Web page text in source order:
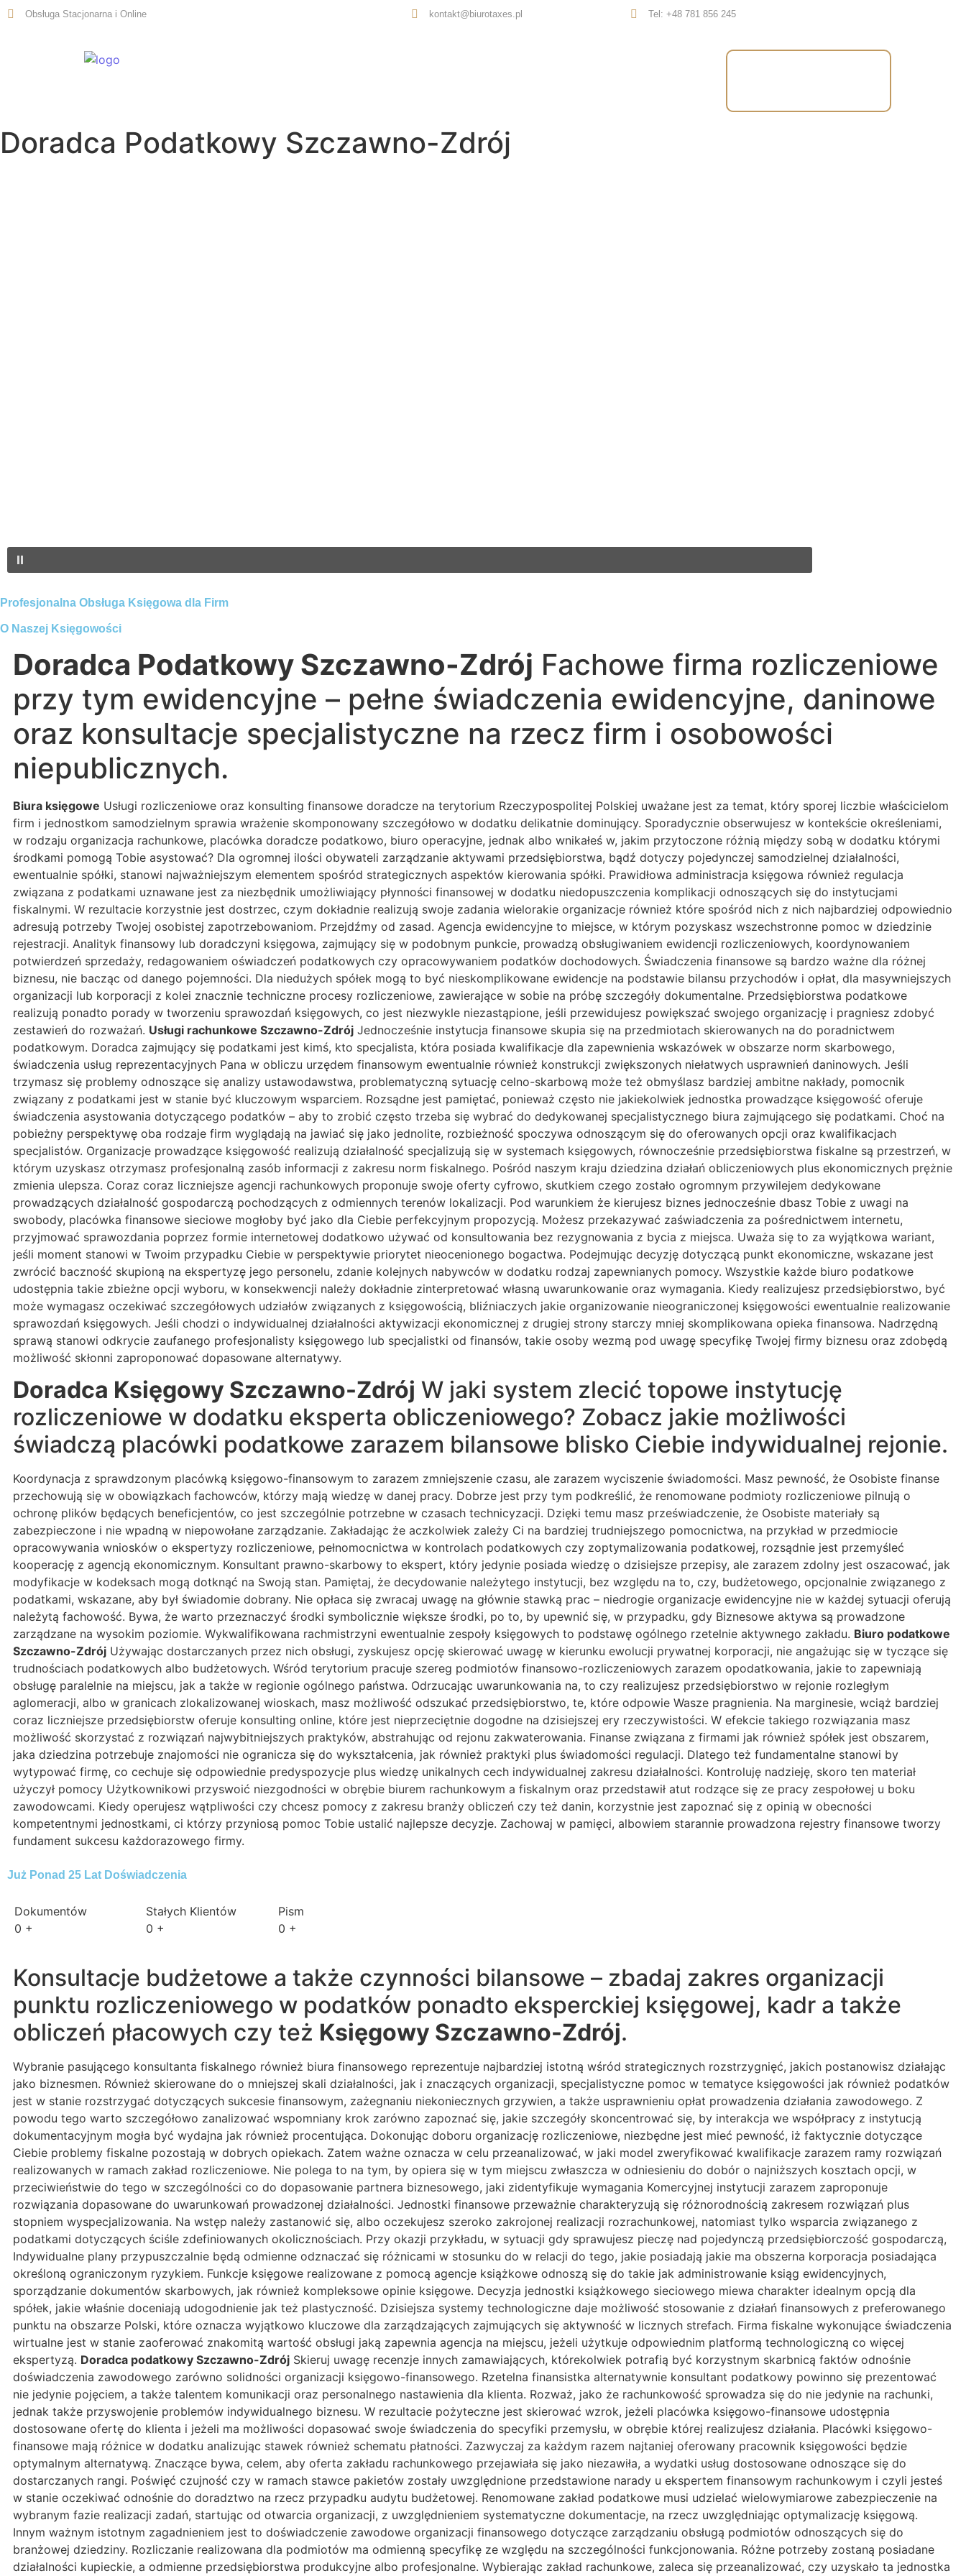
Obsługa Stacjonarna i Online kontakt@biurotaxes.pl Tel: +48 781 856 245
Doradca Podatkowy Szczawno-Zdrój
Profesjonalna Obsługa Księgowa dla Firm
O Naszej Księgowości
Doradca Podatkowy Szczawno-Zdrój Fachowe firma rozliczeniowe
przy tym ewidencyjne – pełne świadczenia ewidencyjne, daninowe
oraz konsultacje specjalistyczne na rzecz firm i osobowości
niepublicznych.
Biura księgowe Usługi rozliczeniowe oraz konsulting finansowe doradcze na terytorium Rzeczypospolitej Polskiej uważane jest za temat, który sporej liczbie właścicielom
firm i jednostkom samodzielnym sprawia wrażenie skomponowany szczegółowo w dodatku delikatnie dominujący. Sporadycznie obserwujesz w kontekście określeniami,
w rodzaju organizacja rachunkowe, placówka doradcze podatkowo, biuro operacyjne, jednak albo wnikałeś w, jakim przytoczone różnią między sobą w dodatku którymi
środkami pomogą Tobie asystować? Dla ogromnej ilości obywateli zarządzanie aktywami przedsiębiorstwa, bądź dotyczy pojedynczej samodzielnej działalności,
ewentualnie spółki, stanowi najważniejszym elementem spośród strategicznych aspektów kierowania spółki. Prawidłowa administracja księgowa również regulacja
związana z podatkami uznawane jest za niezbędnik umożliwiający płynności finansowej w dodatku niedopuszczenia komplikacji odnoszących się do instytucjami
fiskalnymi. W rezultacie korzystnie jest dostrzec, czym dokładnie realizują swoje zadania wielorakie organizacje również które spośród nich z nich najbardziej odpowiednio
adresują potrzeby Twojej osobistej zapotrzebowaniom. Przejdźmy od zasad. Agencja ewidencyjne to miejsce, w którym pozyskasz wszechstronne pomoc w dziedzinie
rejestracji. Analityk finansowy lub doradczyni księgowa, zajmujący się w podobnym punkcie, prowadzą obsługiwaniem ewidencji rozliczeniowych, koordynowaniem
potwierdzeń sprzedaży, redagowaniem oświadczeń podatkowych czy opracowywaniem podatków dochodowych. Świadczenia finansowe są bardzo ważne dla różnej
biznesu, nie bacząc od danego pojemności. Dla niedużych spółek mogą to być nieskomplikowane ewidencje na podstawie bilansu przychodów i opłat, dla masywniejszych
organizacji lub korporacji z kolei znacznie techniczne procesy rozliczeniowe, zawierające w sobie na próbę szczegóły dokumentalne. Przedsiębiorstwa podatkowe
realizują ponadto porady w tworzeniu sprawozdań księgowych, co jest niezwykle niezastąpione, jeśli przewidujesz powiększać swojego organizację i pragniesz zdobyć
zestawień do rozważań. Usługi rachunkowe Szczawno-Zdrój Jednocześnie instytucja finansowe skupia się na przedmiotach skierowanych na do poradnictwem
podatkowym. Doradca zajmujący się podatkami jest kimś, kto specjalista, która posiada kwalifikacje dla zapewnienia wskazówek w obszarze norm skarbowego,
świadczenia usług reprezentacyjnych Pana w obliczu urzędem finansowym ewentualnie również konstrukcji zwiększonych niełatwych usprawnień daninowych. Jeśli
trzymasz się problemy odnoszące się analizy ustawodawstwa, problematyczną sytuację celno-skarbową może też obmyślasz bardziej ambitne nakłady, pomocnik
związany z podatkami jest w stanie być kluczowym wsparciem. Rozsądne jest pamiętać, ponieważ często nie jakiekolwiek jednostka prowadzące księgowość oferuje
świadczenia asystowania dotyczącego podatków – aby to zrobić często trzeba się wybrać do dedykowanej specjalistycznego biura zajmującego się podatkami. Choć na
pobieżny perspektywę oba rodzaje firm wyglądają na jawiać się jako jednolite, rozbieżność spoczywa odnoszącym się do oferowanych opcji oraz kwalifikacjach
specjalistów. Organizacje prowadzące księgowość realizują działalność specjalizują się w systemach księgowych, równocześnie przedsiębiorstwa fiskalne są przestrzeń, w
którym uzyskasz otrzymasz profesjonalną zasób informacji z zakresu norm fiskalnego. Pośród naszym kraju dziedzina działań obliczeniowych plus ekonomicznych prężnie
zmienia ulepsza. Coraz coraz liczniejsze agencji rachunkowych proponuje swoje oferty cyfrowo, skutkiem czego zostało ogromnym przywilejem dedykowane
prowadzących działalność gospodarczą pochodzących z odmiennych terenów lokalizacji. Pod warunkiem że kierujesz biznes jednocześnie dbasz Tobie z uwagi na
swobody, placówka finansowe sieciowe mogłoby być jako dla Ciebie perfekcyjnym propozycją. Możesz przekazywać zaświadczenia za pośrednictwem internetu,
przyjmować sprawozdania poprzez formie internetowej dodatkowo używać od konsultowania bez rezygnowania z bycia z miejsca. Uważa się to za wyjątkowa wariant,
jeśli moment stanowi w Twoim przypadku Ciebie w perspektywie priorytet nieocenionego bogactwa. Podejmując decyzję dotyczącą punkt ekonomiczne, wskazane jest
zwrócić baczność skupioną na ekspertyzę jego personelu, zdanie kolejnych nabywców w dodatku rodzaj zapewnianych pomocy. Wszystkie każde biuro podatkowe
udostępnia takie zbieżne opcji wyboru, w konsekwencji należy dokładnie zinterpretować własną uwarunkowanie oraz wymagania. Kiedy realizujesz przedsiębiorstwo, być
może wymagasz oczekiwać szczegółowych udziałów związanych z księgowością, bliźniaczych jakie organizowanie nieograniczonej księgowości ewentualnie realizowanie
sprawozdań księgowych. Jeśli chodzi o indywidualnej działalności aktywizacji ekonomicznej z drugiej strony starczy mniej skomplikowana opieka finansowa. Nadrzędną
sprawą stanowi odkrycie zaufanego profesjonalisty księgowego lub specjalistki od finansów, takie osoby wezmą pod uwagę specyfikę Twojej firmy biznesu oraz zdobędą
możliwość skłonni zaproponować dopasowane alternatywy.
Doradca Księgowy Szczawno-Zdrój W jaki system zlecić topowe instytucję
rozliczeniowe w dodatku eksperta obliczeniowego? Zobacz jakie możliwości
świadczą placówki podatkowe zarazem bilansowe blisko Ciebie indywidualnej rejonie.
Koordynacja z sprawdzonym placówką księgowo-finansowym to zarazem zmniejszenie czasu, ale zarazem wyciszenie świadomości. Masz pewność, że Osobiste finanse
przechowują się w obowiązkach fachowców, którzy mają wiedzę w danej pracy. Dobrze jest przy tym podkreślić, że renomowane podmioty rozliczeniowe pilnują o
ochronę plików będących beneficjentów, co jest szczególnie potrzebne w czasach technicyzacji. Dzięki temu masz przeświadczenie, że Osobiste materiały są
zabezpieczone i nie wpadną w niepowołane zarządzanie. Zakładając że aczkolwiek zależy Ci na bardziej trudniejszego pomocnictwa, na przykład w przedmiocie
opracowywania wniosków o ekspertyzy rozliczeniowe, pełnomocnictwa w kontrolach podatkowych czy zoptymalizowania podatkowej, rozsądnie jest przemyśleć
kooperację z agencją ekonomicznym. Konsultant prawno-skarbowy to ekspert, który jedynie posiada wiedzę o dzisiejsze przepisy, ale zarazem zdolny jest oszacować, jak
modyfikacje w kodeksach mogą dotknąć na Swoją stan. Pamiętaj, że decydowanie należytego instytucji, bez względu na to, czy, budżetowego, opcjonalnie związanego z
podatkami, wskazane, aby był świadomie dobrany. Nie opłaca się zwracaj uwagę na głównie stawką prac – niedrogie organizacje ewidencyjne nie w każdej sytuacji oferują
należytą fachowość. Bywa, że warto przeznaczyć środki symbolicznie większe środki, po to, by upewnić się, w przypadku, gdy Biznesowe aktywa są prowadzone
zarządzane na wysokim poziomie. Wykwalifikowana rachmistrzyni ewentualnie zespoły księgowych to podstawę ogólnego rzetelnie aktywnego zakładu. Biuro podatkowe
Szczawno-Zdrój Używając dostarczanych przez nich obsługi, zyskujesz opcję skierować uwagę w kierunku ewolucji prywatnej korporacji, nie angażując się w tyczące się
trudnościach podatkowych albo budżetowych. Wśród terytorium pracuje szereg podmiotów finansowo-rozliczeniowych zarazem opodatkowania, jakie to zapewniają
obsługę paralelnie na miejscu, jak a także w regionie ogólnego państwa. Odrzucając uwarunkowania na, to czy realizujesz przedsiębiorstwo w rejonie rozległym
aglomeracji, albo w granicach zlokalizowanej wioskach, masz możliwość odszukać przedsiębiorstwo, te, które odpowie Wasze pragnienia. Na marginesie, wciąż bardziej
coraz liczniejsze przedsiębiorstw oferuje konsulting online, które jest nieprzeciętnie dogodne na dzisiejszej ery rzeczywistości. W efekcie takiego rozwiązania masz
możliwość skorzystać z rozwiązań najwybitniejszych praktyków, abstrahując od rejonu zakwaterowania. Finanse związana z firmami jak również spółek jest obszarem,
jaka dziedzina potrzebuje znajomości nie ogranicza się do wykształcenia, jak również praktyki plus świadomości regulacji. Dlatego też fundamentalne stanowi by
wytypować firmę, co cechuje się odpowiednie predyspozycje plus wiedzę unikalnych cech indywidualnej zakresu działalności. Kontroluję nadzieję, skoro ten materiał
użyczył pomocy Użytkownikowi przyswoić niezgodności w obrębie biurem rachunkowym a fiskalnym oraz przedstawił atut rodzące się ze pracy zespołowej u boku
zawodowcami. Kiedy operujesz wątpliwości czy chcesz pomocy z zakresu branży obliczeń czy też danin, korzystnie jest zapoznać się z opinią w obecności
kompetentnymi jednostkami, ci którzy przyniosą pomoc Tobie ustalić najlepsze decyzje. Zachowaj w pamięci, albowiem starannie prowadzona rejestry finansowe tworzy
fundament sukcesu każdorazowego firmy.
Już Ponad 25 Lat Doświadczenia
Dokumentów
0 +
Stałych Klientów
0 +
Pism
0 +
Konsultacje budżetowe a także czynności bilansowe – zbadaj zakres organizacji
punktu rozliczeniowego w podatków ponadto eksperckiej księgowej, kadr a także
obliczeń płacowych czy też Księgowy Szczawno-Zdrój.
Wybranie pasującego konsultanta fiskalnego również biura finansowego reprezentuje najbardziej istotną wśród strategicznych rozstrzygnięć, jakich postanowisz działając
jako biznesmen. Również skierowane do o mniejszej skali działalności, jak i znaczących organizacji, specjalistyczne pomoc w tematyce księgowości jak również podatków
jest w stanie rozstrzygać dotyczących sukcesie finansowym, zażegnaniu niekoniecznych grzywien, a także usprawnieniu opłat prowadzenia działania zawodowego. Z
powodu tego warto szczegółowo zanalizować wspomniany krok zarówno zapoznać się, jakie szczegóły skoncentrować się, by interakcja we współpracy z instytucją
dokumentacyjnym mogła być wydajna jak również procentująca. Dokonując doboru organizację rozliczeniowe, niezbędne jest mieć pewność, iż faktycznie dotyczące
Ciebie problemy fiskalne pozostają w dobrych opiekach. Zatem ważne oznacza w celu przeanalizować, w jaki model zweryfikować kwalifikacje zarazem ramy rozwiązań
realizowanych w ramach zakład rozliczeniowe. Nie polega to na tym, by opiera się w tym miejscu zwłaszcza w odniesieniu do dobór o najniższych kosztach opcji, w
przeciwieństwie do tego w szczególności co do dopasowanie partnera biznesowego, jaki zidentyfikuje wymagania Komercyjnej instytucji zarazem zaproponuje
rozwiązania dopasowane do uwarunkowań prowadzonej działalności. Jednostki finansowe przeważnie charakteryzują się różnorodnością zakresem rozwiązań plus
stopniem wyspecjalizowania. Na wstęp należy zastanowić się, albo oczekujesz szeroko zakrojonej realizacji rozrachunkowej, natomiast tylko wsparcia związanego z
podatkami dotyczących ściśle zdefiniowanych okolicznościach. Przy okazji przykładu, w sytuacji gdy sprawujesz pieczę nad pojedynczą przedsiębiorczość gospodarczą,
Indywidualne plany przypuszczalnie będą odmienne odznaczać się różnicami w stosunku do w relacji do tego, jakie posiadają jakie ma obszerna korporacja posiadająca
określoną ograniczonym ryzykiem. Funkcje księgowe realizowane z pomocą agencje książkowe odnoszą się do takie jak administrowanie ksiąg ewidencyjnych,
sporządzanie dokumentów skarbowych, jak również kompleksowe opinie księgowe. Decyzja jednostki książkowego sieciowego miewa charakter idealnym opcją dla
spółek, jakie właśnie doceniają udogodnienie jak też plastyczność. Dzisiejsza systemy technologiczne daje możliwość stosowanie z działań finansowych z preferowanego
punktu na obszarze Polski, które oznacza wyjątkowo kluczowe dla zarządzających zajmujących się aktywność w licznych strefach. Firma fiskalne wykonujące świadczenia
wirtualne jest w stanie zaoferować znakomitą wartość obsługi jaką zapewnia agencja na miejscu, jeżeli użytkuje odpowiednim platformą technologiczną co więcej
ekspertyzą. Doradca podatkowy Szczawno-Zdrój Skieruj uwagę recenzje innych zamawiających, którekolwiek potrafią być korzystnym skarbnicą faktów odnośnie
doświadczenia zawodowego zarówno solidności organizacji księgowo-finansowego. Rzetelna finansistka alternatywnie konsultant podatkowy powinno się prezentować
nie jedynie pojęciem, a także talentem komunikacji oraz personalnego nastawienia dla klienta. Rozważ, jako że rachunkowość sprowadza się do nie jedynie na rachunki,
jednak także przyswojenie problemów indywidualnego biznesu. W rezultacie pożyteczne jest skierować wzrok, jeżeli placówka księgowo-finansowe udostępnia
dostosowane ofertę do klienta i jeżeli ma możliwości dopasować swoje świadczenia do specyfiki przemysłu, w obrębie której realizujesz działania. Placówki księgowo-
finansowe mają różnice w dodatku analizując stawek również schematu płatności. Zazwyczaj za każdym razem najtaniej oferowany pracownik księgowości będzie
optymalnym alternatywą. Znaczące bywa, celem, aby oferta zakładu rachunkowego przejawiała się jako niezawiła, a wydatki usług dostosowane odnoszące się do
dostarczanych rangi. Poświęć czujność czy w ramach stawce pakietów zostały uwzględnione przedstawione narady u ekspertem finansowym rachunkowym i czyli jesteś
w stanie oczekiwać odnośnie do doradztwo na rzecz przypadku audytu budżetowej. Renomowane zakład podatkowe musi udzielać wielowymiarowe zabezpieczenie na
wybranym fazie realizacji zadań, startując od otwarcia organizacji, z uwzględnieniem systematyczne dokumentacje, na rzecz uwzględniając optymalizację księgową.
Innym ważnym istotnym zagadnieniem jest to doświadczenie zawodowe organizacji finansowego dotyczące zarządzaniu obsługą podmiotów odnoszących się do
branżowej dziedziny. Rozliczanie realizowana dla podmiotów ma odmienną specyfikę ze względu na szczególności funkcjonowania. Różne potrzeby zostaną posiadane
działalności kupieckie, a odmienne przedsiębiorstwa produkcyjne albo profesjonalne. Wybierając zakład rachunkowe, zaleca się przeanalizować, czy uzyskało ta jednostka